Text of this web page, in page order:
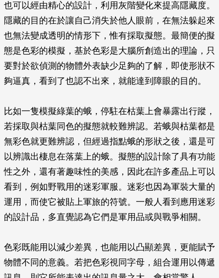
也可以經由精心的設計，利用灰階變化來提高隱藏度。
隱藏的目的在於讓自己消失於他人眼前，在無法躲起來
也無法變成透明的情形下，惟有採取擬態。最簡便的擬
態是色彩的模擬，基於色彩是大腦所創造出的理論，只
要對於欲偵測的物體外表缺少足夠的了解，即使形狀不
夠逼真，看到了也認不出來，就能達到障眼的目的。
比如一隻模擬綠葉的蛾，停駐在枯葉上會暴露出行蹤，
若採取與枯葉同色的擬態就較難辨認。若蛾與枯葉都是
無彩色就更難辨認，但經過指點蛾的形狀之後，還是可
以辨識出棲息在落葉上的蛾。擬態的設計除了具有功能
性之外，還有著趣味性的美感，因此在許多產品上可以
看到，例如野戰用的迷彩軍服。迷彩也因為軍裝大量的
運用，而使它被貼上軍旅的符號。一般人看到應用迷彩
的設計品，多直覺認為它們是軍用品或與戰爭相關。
色彩既能用以減少差異，也能用以凸顯差異，更能賦予
物體不同的意義。若把色彩視同字母，組合運用以傳遞